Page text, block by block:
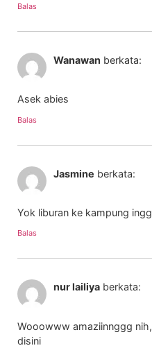
Balas
Wanawan berkata:
Asek abies
Balas
Jasmine berkata:
Yok liburan ke kampung
Balas
nur lailiya berkata:
Wooowww amaziinnggg
disini